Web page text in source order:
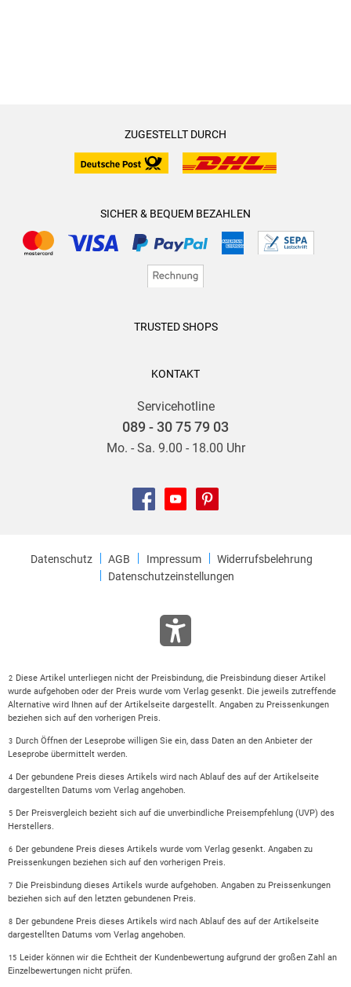
ZUGESTELLT DURCH
SICHER & BEQUEM BEZAHLEN
TRUSTED SHOPS
KONTAKT
Servicehotline
089 - 30 75 79 03
Mo. - Sa. 9.00 - 18.00 Uhr
Datenschutz AGB Impressum
Widerrufsbelehrung
Datenschutzeinstellungen
2
Diese Artikel unterliegen nicht der Preisbindung, die Preisbindung dieser Artikel
wurde aufgehoben oder der Preis wurde vom Verlag gesenkt. Die jeweils zutreffende
Alternative wird Ihnen auf der Artikelseite dargestellt. Angaben zu Preissenkungen
beziehen sich auf den vorherigen Preis.
3
Durch Öffnen der Leseprobe willigen Sie ein, dass Daten an den Anbieter der
Leseprobe übermittelt werden.
4
Der gebundene Preis dieses Artikels wird nach Ablauf des auf der Artikelseite
dargestellten Datums vom Verlag angehoben.
5
Der Preisvergleich bezieht sich auf die unverbindliche Preisempfehlung (UVP) des
Herstellers.
6
Der gebundene Preis dieses Artikels wurde vom Verlag gesenkt. Angaben zu
Preissenkungen beziehen sich auf den vorherigen Preis.
7
Die Preisbindung dieses Artikels wurde aufgehoben. Angaben zu Preissenkungen
beziehen sich auf den letzten gebundenen Preis.
8
Der gebundene Preis dieses Artikels wird nach Ablauf des auf der Artikelseite
dargestellten Datums vom Verlag angehoben.
15
Leider können wir die Echtheit der Kundenbewertung aufgrund der großen Zahl an
Einzelbewertungen nicht prüfen.